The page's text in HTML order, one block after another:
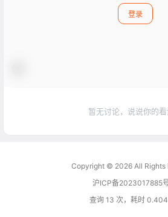
登录
暂无讨论，说说你的
Copyright © 2026 All Rights
沪ICP备2023017885
查询 13 次，耗时